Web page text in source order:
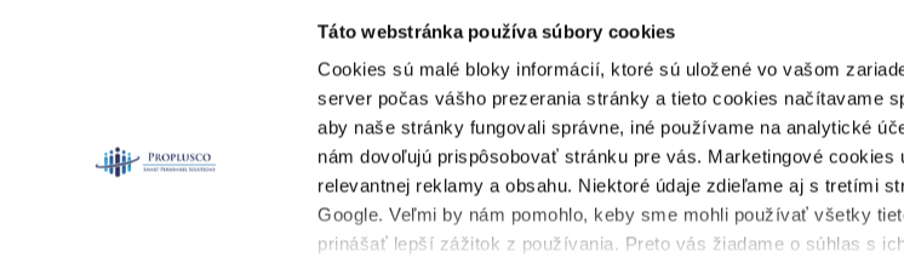
Táto webstránka používa súbory cookies
Cookies sú malé bloky informácií, ktoré sú uložené vo vašom
server počas vášho prezerania stránky a tieto cookies načítavame
aby naše stránky fungovali správne, iné používame na analytické
nám dovoľujú prispôsobovať stránku pre vás. Marketingové cookies
relevantnej reklamy a obsahu. Niektoré údaje zdieľame aj s tretími
Google. Veľmi by nám pomohlo, keby sme mohli používať všetky
prinášať lepší zážitok z používania. Preto vás žiadame o súhlas s
želania, a to rýchlo a
našej spoločnosti je
spoľahlivosť a
Etický kódex
Senec
Skalica
Trnava
Žilina
Uspejte pri pohovore
Klauzula o ochrane os.